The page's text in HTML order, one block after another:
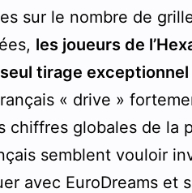
sur le nombre de
les joueurs de
tirage exceptionnel
« drive »
chiffres globales de la
semblent vouloir
avec EuroDreams et